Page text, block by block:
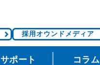
採用オウンドメディア
サポート コラム